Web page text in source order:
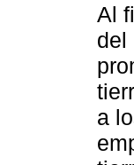
Al
del
a